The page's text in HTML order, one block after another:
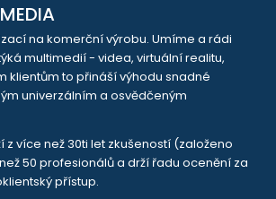
na komerční výrobu. Umíme a rádi
multimedií - videa, virtuální realitu,
klientům to přináší výhodu snadné
univerzálním a osvědčeným
z více než 30ti let zkušeností (založeno
50 profesionálů a drží řadu ocenění za
přístup.